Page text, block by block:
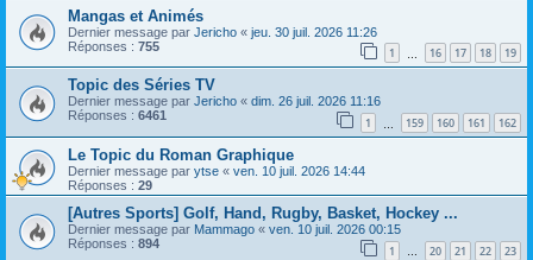
Mangas et Animés
Dernier message par Jericho « jeu. 30 juil. 2026 11:26
Réponses : 755 1 16 17 18 19
Topic des Séries TV
Dernier message par Jericho « dim. 26 juil. 2026 11:16
Réponses : 6461 1 159 160 161 162
Le Topic du Roman Graphique
Dernier message par ytse « ven. 10 juil. 2026 14:44
Réponses : 29
[Autres Sports] Golf, Hand, Rugby, Basket, Hockey ...
Dernier message par Mammago « ven. 10 juil. 2026 00:15
Réponses : 894 1 … 20 21 22 23